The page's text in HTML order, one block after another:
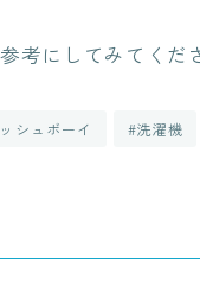
考にしてみてくだ
シュボーイ #洗濯機